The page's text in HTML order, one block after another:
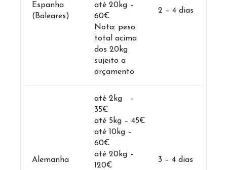
Espanha
(Baleares)
até 20kg –
60€
Nota: peso
total acima
dos 20kg
sujeito a
orçamento
2 – 4 dias
Alemanha
até 2kg –
35€
até 5kg – 45€
até 10kg –
60€
até 20kg –
120€
3 – 4 dias